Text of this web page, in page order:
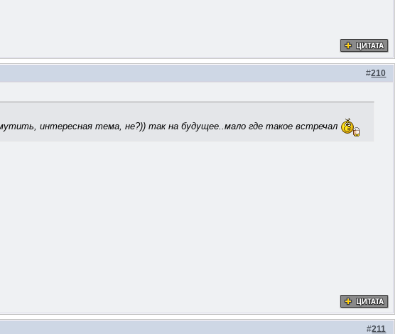
#210
интересная тема, не?)) так на будущее..мало где такое встречал
#211